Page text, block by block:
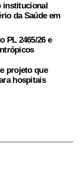
institucional
da Saúde em
PL 2465/26 e
projeto que
hospitais